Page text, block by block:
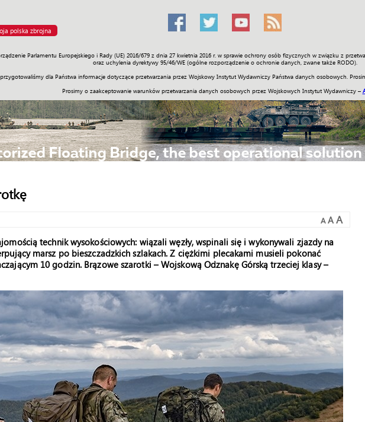
polska zbrojna
Parlamentu Europejskiego i Rady (UE) 2016/679 z dnia 27 kwietnia 2016 r. w sprawie ochrony osób fizycznych w związku z
oraz uchylenia dyrektywy 95/46/WE (ogólne rozporządzenie o ochronie danych, zwane także RODO).
dla Państwa informacje dotyczące przetwarzania przez Wojskowy Instytut Wydawniczy Państwa danych osobowych.
Prosimy o zaakceptowanie warunków przetwarzania danych osobowych przez Wojskowych Instytut Wydawniczy –
Polityka Prawo Świat Społeczność Sport Historia Galerie Wideo
A A A
technik wysokościowych: wiązali węzły, wspinali się i wykonywali zjazdy na
marsz po bieszczadzkich szlakach. Z ciężkimi plecakami musieli pokonać
10 godzin. Brązowe szarotki – Wojskową Odznakę Górską trzeciej klasy –